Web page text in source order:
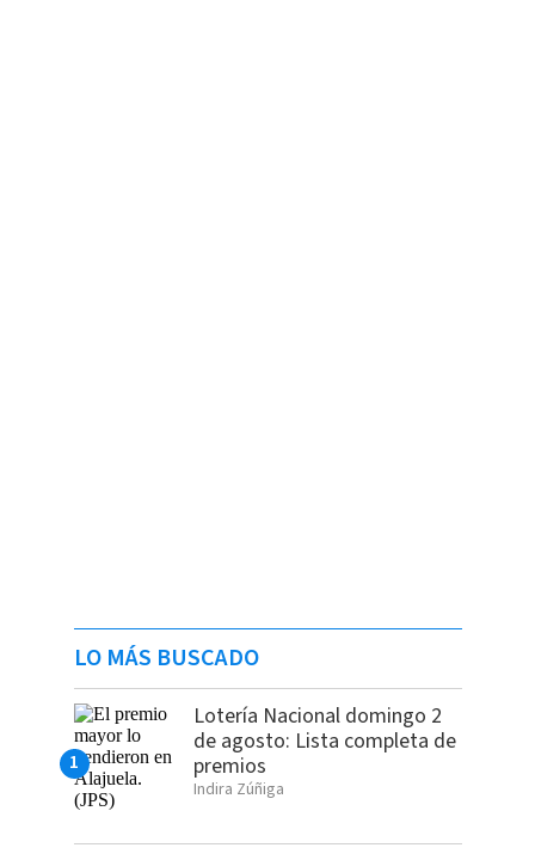
LO MÁS BUSCADO
Lotería Nacional domingo 2
de agosto: Lista completa de
premios
Indira Zúñiga